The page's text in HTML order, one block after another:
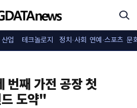
산업 테크놀로지 정치·사회 연예·스포츠 문
번째 가전 공장 첫
도약"